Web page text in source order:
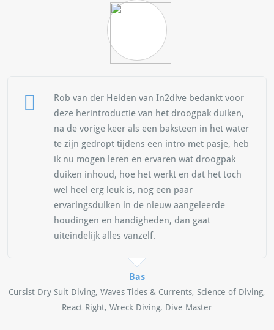
Rob van der Heiden van In2dive bedankt voor
deze herintroductie van het droogpak duiken,
na de vorige keer als een baksteen in het water
te zijn gedropt tijdens een intro met pasje, heb
ik nu mogen leren en ervaren wat droogpak
duiken inhoud, hoe het werkt en dat het toch
wel heel erg leuk is, nog een paar
ervaringsduiken in de nieuw aangeleerde
houdingen en handigheden, dan gaat
uiteindelijk alles vanzelf.
Bas
Cursist Dry Suit Diving, Waves Tides & Currents, Science of Diving,
React Right, Wreck Diving, Dive Master